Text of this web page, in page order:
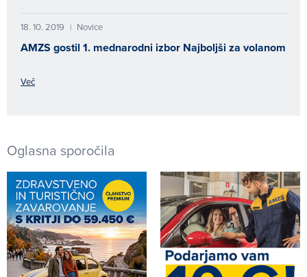
18. 10. 2019 | Novice
AMZS gostil 1. mednarodni izbor Najboljši za volanom
Več
Oglasna sporočila